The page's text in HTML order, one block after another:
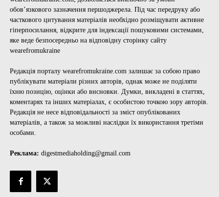
обов’язкового зазначення першоджерела. Під час передруку або
часткового цитування матеріалів необхідно розміщувати активне
гіперпосилання, відкрите для індексації пошуковими системами,
яке веде безпосередньо на відповідну сторінку сайту
wearefromukraine
Редакція порталу wearefromukraine.com залишає за собою право
публікувати матеріали різних авторів, однак може не поділяти
їхню позицію, оцінки або висновки. Думки, викладені в статтях,
коментарях та інших матеріалах, є особистою точкою зору авторів.
Редакція не несе відповідальності за зміст опублікованих
матеріалів, а також за можливі наслідки їх використання третіми
особами.
Реклама: digestmediaholding@gmail.com